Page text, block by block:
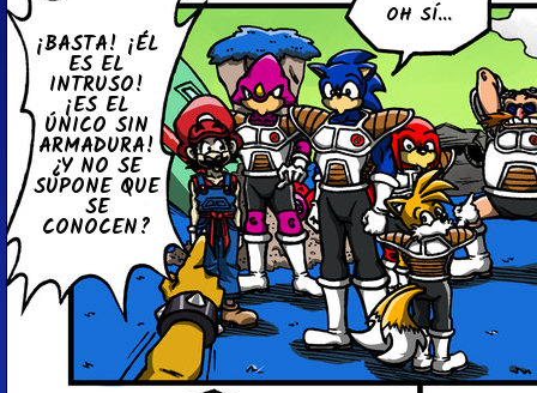
¡BASTA! ¡ÉL
ES EL
INTRUSO!
¡ES EL
ÚNICO SIN
AR­MA­DU­RA!
¿Y NO SE
SUPONE QUE
SE
CONOCEN?
OH SÍ...